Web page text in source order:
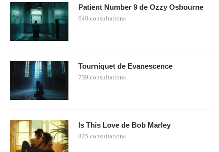
Patient Number 9 de Ozzy Osbourne
640 consultations
Tourniquet de Evanescence
739 consultations
Is This Love de Bob Marley
825 consultations